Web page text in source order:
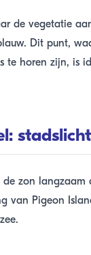
de vegetatie
Dit punt,
te horen zijn, is
zon
van Pigeon